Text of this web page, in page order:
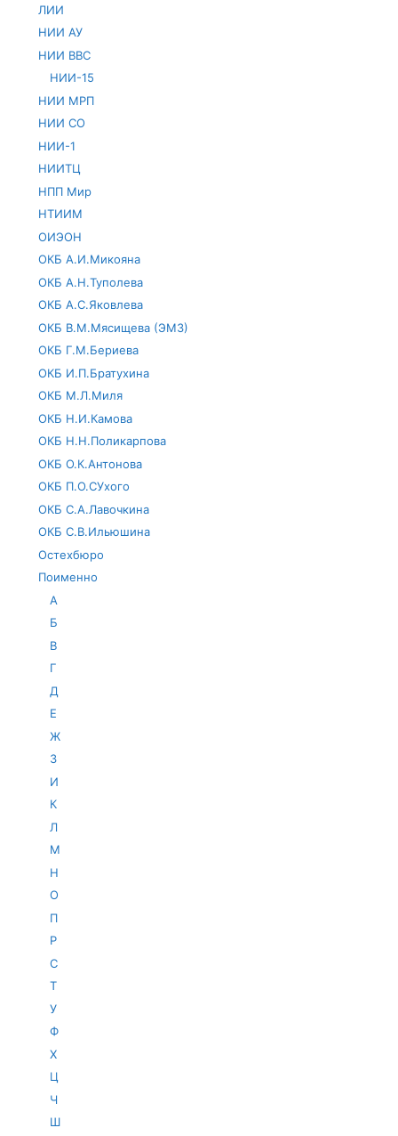
ЛИИ
НИИ АУ
НИИ ВВС
НИИ-15
НИИ МРП
НИИ СО
НИИ-1
НИИТЦ
НПП Мир
НТИИМ
ОИЭОН
ОКБ А.И.Микояна
ОКБ А.Н.Туполева
ОКБ А.С.Яковлева
ОКБ В.М.Мясищева (ЭМЗ)
ОКБ Г.М.Бериева
ОКБ И.П.Братухина
ОКБ М.Л.Миля
ОКБ Н.И.Камова
ОКБ Н.Н.Поликарпова
ОКБ О.К.Антонова
ОКБ П.О.СУхого
ОКБ С.А.Лавочкина
ОКБ С.В.Ильюшина
Остехбюро
Поименно
А
Б
В
Г
Д
Е
Ж
З
И
К
Л
М
Н
О
П
Р
С
Т
У
Ф
Х
Ц
Ч
Ш